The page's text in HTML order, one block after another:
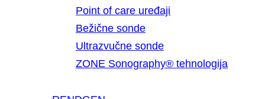
Point of care uređaji
Bežične sonde
Ultrazvučne sonde
ZONE Sonography® tehnologija